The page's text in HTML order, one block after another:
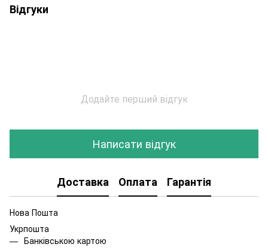
Відгуки
Додайте перший відгук
Написати відгук
Доставка Оплата Гарантія
Нова Пошта
Укрпошта
Банківською картою